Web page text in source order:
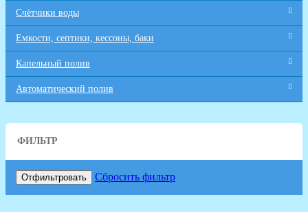
Счётчики воды
Емкости, септики, кессоны, баки
Капельный полив
Автоматический полив
ФИЛЬТР
Отфильтровать Сбросить фильтр